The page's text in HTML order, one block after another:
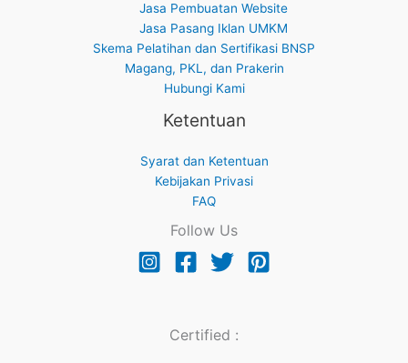
Jasa Pembuatan Website
Jasa Pasang Iklan UMKM
Skema Pelatihan dan Sertifikasi BNSP
Magang, PKL, dan Prakerin
Hubungi Kami
Ketentuan
Syarat dan Ketentuan
Kebijakan Privasi
FAQ
Follow Us
Certified :